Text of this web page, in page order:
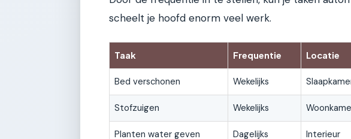
scheelt je hoofd enorm veel werk.
Taak Frequentie Locatie
Bed verschonen Wekelijks
Stofzuigen Wekelijks
Planten water geven Dagelijks Interieur